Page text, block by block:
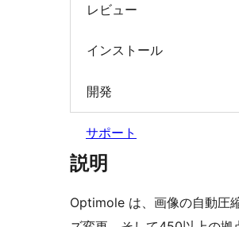
レビュー
インストール
開発
サポート
説明
Optimole は、画像の自動圧